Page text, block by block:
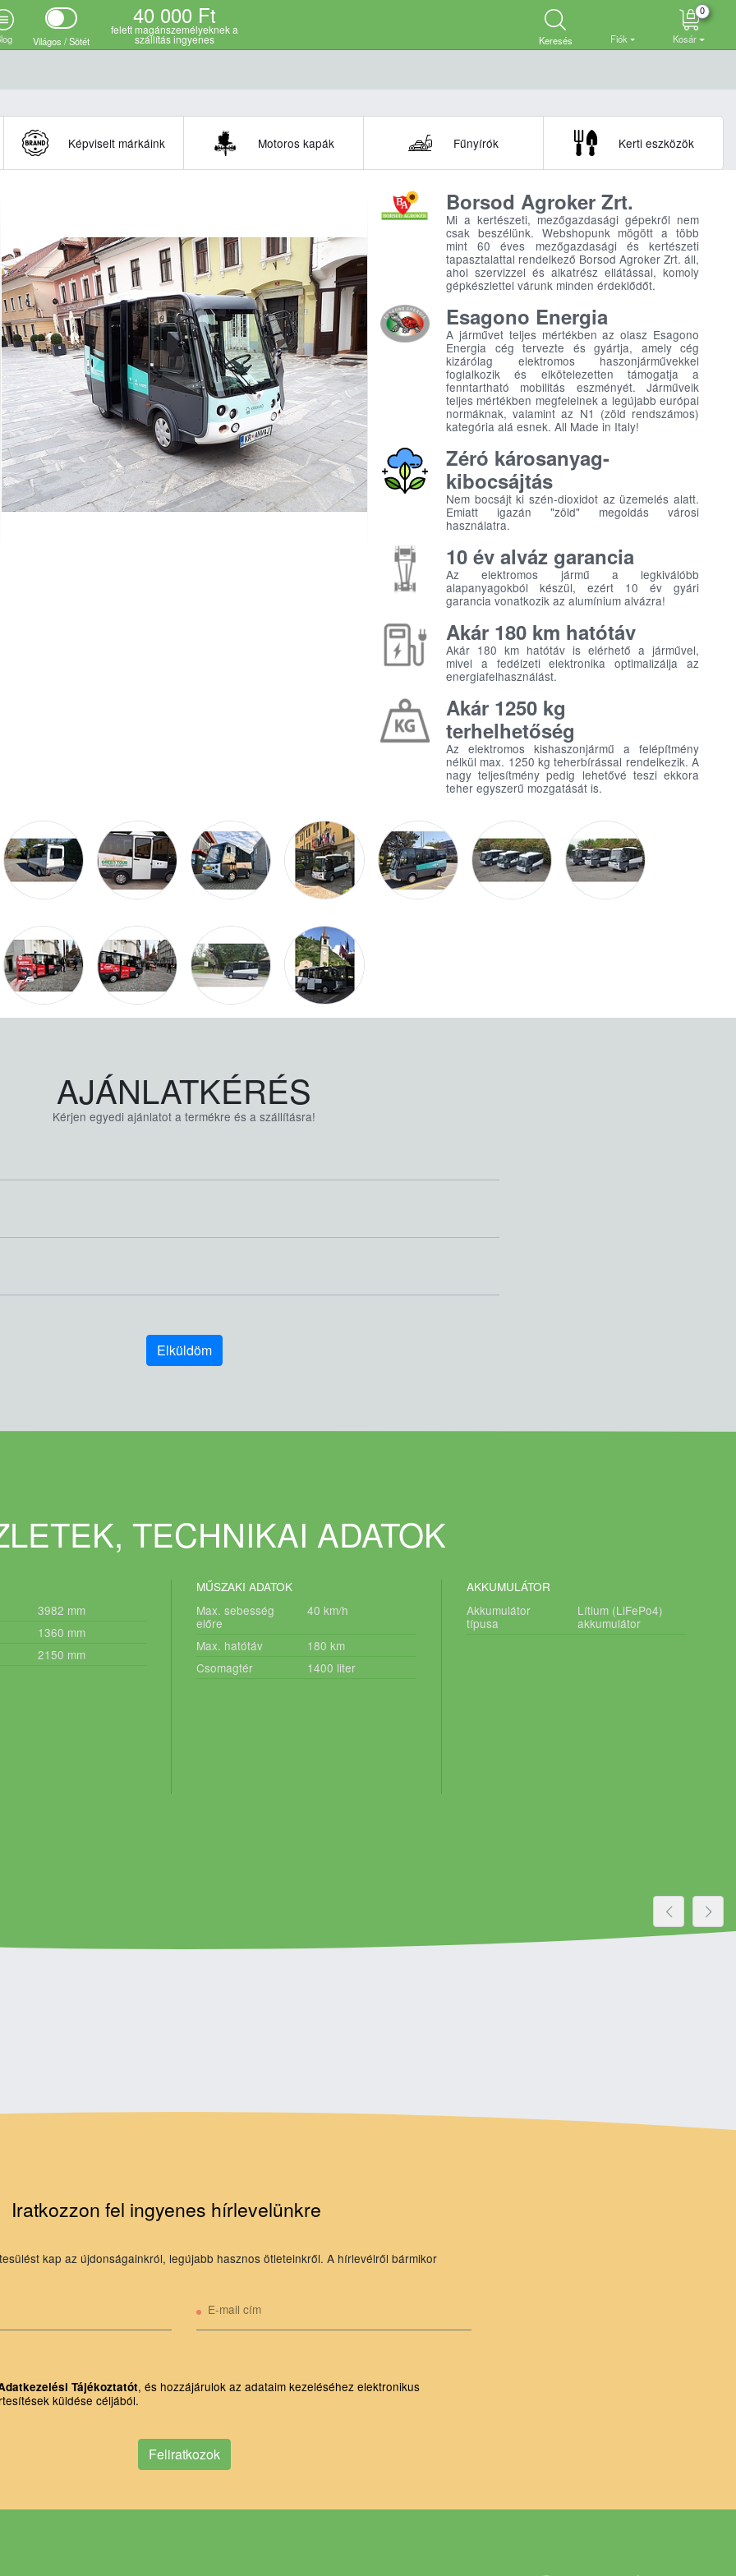
Világos / Sötét
40 000 Ft
felett magánszemélyeknek a
szállítás ingyenes Keresés Fiók Kosár
0
Képviselt márkáink Motoros kapák Fűnyírók Kerti eszközök
Borsod Agroker Zrt.
Mi a kertészeti, mezőgazdasági gépekről nem
csak beszélünk. Webshopunk mögött a több
mint 60 éves mezőgazdasági és kertészeti
tapasztalattal rendelkező Borsod Agroker Zrt. áll,
ahol szervizzel és alkatrész ellátással, komoly
gépkészlettel várunk minden érdeklődőt.
Esagono Energia
A járművet teljes mértékben az olasz Esagono
Energia cég tervezte és gyártja, amely cég
kizárólag elektromos haszonjárművekkel
foglalkozik és elkötelezetten támogatja a
fenntartható mobilitás eszményét. Járműveik
teljes mértékben megfelelnek a legújabb európai
normáknak, valamint az N1 (zöld rendszámos)
kategória alá esnek. All Made in Italy!
Zéró károsanyag-
kibocsájtás
Nem bocsájt ki szén-dioxidot az üzemelés alatt.
Emiatt igazán "zöld" megoldás városi
használatra.
10 év alváz garancia
Az elektromos jármű a legkiválóbb
alapanyagokból készül, ezért 10 év gyári
garancia vonatkozik az alumínium alvázra!
Akár 180 km hatótáv
Akár 180 km hatótáv is elérhető a járművel,
mivel a fedélzeti elektronika optimalizálja az
energiafelhasználást.
Akár 1250 kg
terhelhetőség
Az elektromos kishaszonjármű a felépítmény
nélkül max. 1250 kg teherbírással rendelkezik. A
nagy teljesítmény pedig lehetővé teszi ekkora
teher egyszerű mozgatását is.
AJÁNLATKÉRÉS
Kérjen egyedi ajánlatot a termékre és a szállításra!
Elküldöm
TECHNIKAI ADATOK
3982 mm
1360 mm
2150 mm
MŰSZAKI ADATOK
Max. sebesség
előre
40km/h
Max. hatótáv 180km
Csomagtér
1400 liter
AKKUMULÁTOR
Akkumulátor
típusa
Lítium (LiFePo4)
akkumulátor
Iratkozzon fel ingyenes hírlevelünkre
kap az újdonságainkról, legújabb hasznos ötleteinkről. A hírlevélről bármikor
E-mail cím
Tájékoztatót, és hozzájárulok az adataim kezeléséhez elektronikus
küldése céljából.
Feliratkozok